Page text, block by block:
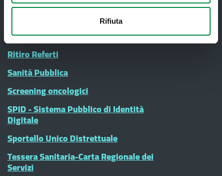
Rifiuta
Nucleo di Cure Primarie (NCP)
Punto Unico di Accesso integrato
sanitario e sociale (PUA)
Ritiro Referti
Sanità Pubblica
Screening oncologici
SPID - Sistema Pubblico di Identità
Digitale
Sportello Unico Distrettuale
Tessera Sanitaria-Carta Regionale dei
Servizi